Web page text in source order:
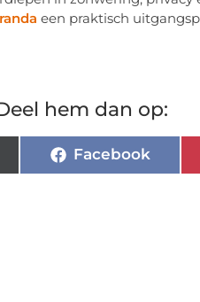
een praktisch
hem dan op:
Facebook